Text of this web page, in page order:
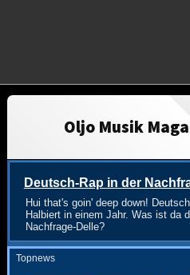
Oljo Musik
Deutsch-Rap in der
Hui that's goin' deep down!
Halbiert in einem Jahr. Was ist da
Nachfrage-Delle?
Topnews